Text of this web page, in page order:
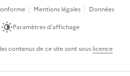
Mentions légales
Données
Paramètres d'affichage
contenus de ce site sont sous licence